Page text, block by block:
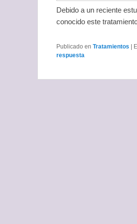
Debido a un reciente
conocido este
Publicado en Tratamientos
respuesta